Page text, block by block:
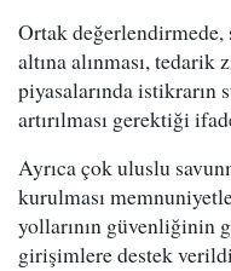
Ortak değerlendirmede,
altına alınması,
piyasalarında istikrarın
artırılması gerektiği
Ayrıca çok uluslu
kurulması
yollarının güvenliğinin
girişimlere destek